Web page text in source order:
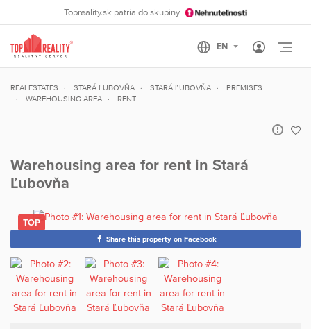
Topreality.sk patria do skupiny
REALESTATES STARÁ ĽUBOVŇA STARÁ ĽUBOVŇA
PREMISES
WAREHOUSING AREA
RENT
Warehousing area for rent in Stará
Ľubovňa
Share this property on Facebook